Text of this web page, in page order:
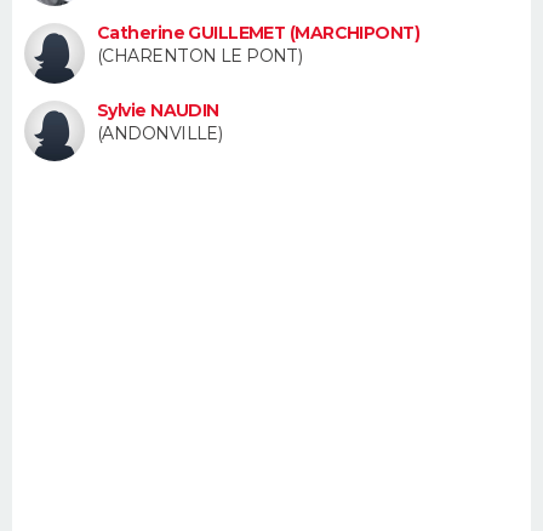
Catherine GUILLEMET (MARCHIPONT)
(CHARENTON LE PONT)
Sylvie NAUDIN
(ANDONVILLE)